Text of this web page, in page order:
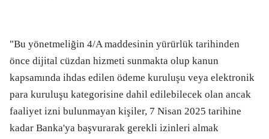
"Bu yönetmeliğin 4/A maddesinin yürürlük tarihinden
önce dijital cüzdan hizmeti sunmakta olup kanun
kapsamında ihdas edilen ödeme kuruluşu veya elektronik
para kuruluşu kategorisine dahil edilebilecek olan ancak
faaliyet izni bulunmayan kişiler, 7 Nisan 2025 tarihine
kadar Banka'ya başvurarak gerekli izinleri almak